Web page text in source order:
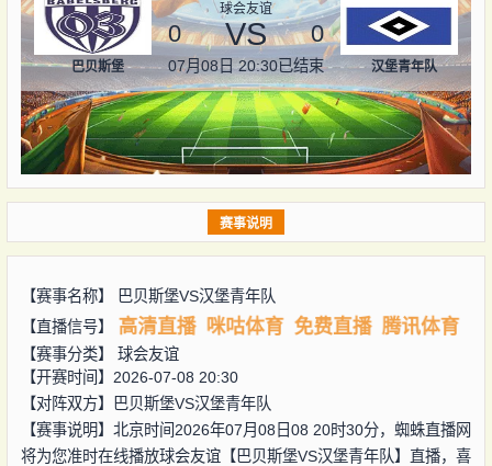
巴贝斯堡
球会友谊
0 VS 0
07月08日 20:30已结束 汉堡青年队
赛事说明
【赛事名称】
巴贝斯堡VS汉堡青年队
【直播信号】
高清直播 咪咕体育 免费直播 腾讯体育
【赛事分类】 球会友谊
【开赛时间】2026-07-08 20:30
【对阵双方】
巴贝斯堡VS汉堡青年队
【赛事说明】北京时间2026年07月08日08 20时30分，蜘蛛直播网
将为您准时在线播放球会友谊【巴贝斯堡VS汉堡青年队】直播，喜